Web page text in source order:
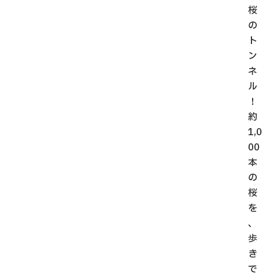
桜
の
ト
ン
ネ
ル
！
約
1,0
00
本
の
桜
を
、
歩
き
で